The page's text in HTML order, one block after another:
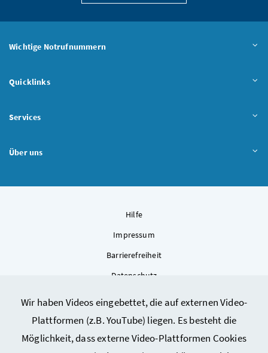
Wir haben Videos eingebettet, die auf externen Video-
Plattformen (z.B. YouTube) liegen. Es besteht die
Möglichkeit, dass externe Video-Plattformen Cookies
Wichtige Notrufnummern
Quicklinks
Services
Über uns
Hilfe
Impressum
Barrierefreiheit
Datenschutz
Sitemap
Cookie-Einstellungen